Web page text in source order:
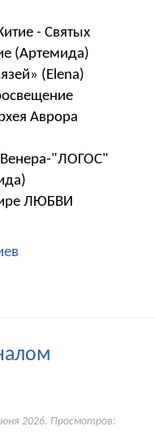
- Святых
(Артемида)
(Elena)
Аврора
Венера-"ЛОГОС"
ЛЮБВИ
2026. Просмотров: